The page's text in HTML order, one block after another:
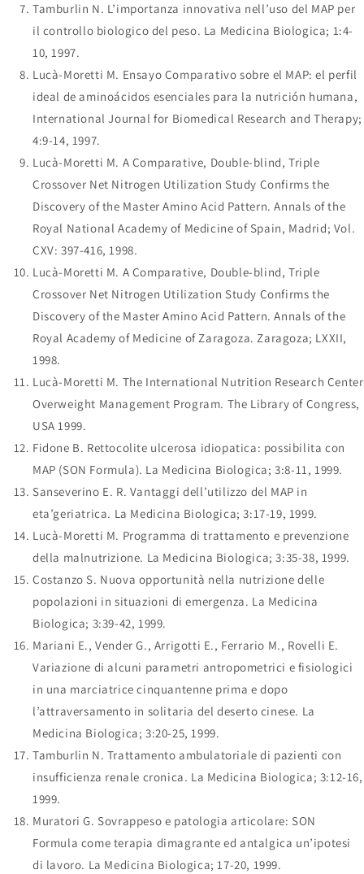
Tamburlin N. L’importanza innovativa nell’uso del MAP per
il controllo biologico del peso. La Medicina Biologica; 1:4-
10, 1997.
Lucà-Moretti M. Ensayo Comparativo sobre el MAP: el perfil
ideal de aminoácidos esenciales para la nutrición humana,
International Journal for Biomedical Research and Therapy;
4:9-14, 1997.
Lucà-Moretti M. A Comparative, Double-blind, Triple
Crossover Net Nitrogen Utilization Study Confirms the
Discovery of the Master Amino Acid Pattern. Annals of the
Royal National Academy of Medicine of Spain, Madrid; Vol.
CXV: 397-416, 1998.
Lucà-Moretti M. A Comparative, Double-blind, Triple
Crossover Net Nitrogen Utilization Study Confirms the
Discovery of the Master Amino Acid Pattern. Annals of the
Royal Academy of Medicine of Zaragoza. Zaragoza; LXXII,
1998.
Lucà-Moretti M. The International Nutrition Research Center
Overweight Management Program. The Library of Congress,
USA 1999.
Fidone B. Rettocolite ulcerosa idiopatica: possibilita con
MAP (SON Formula). La Medicina Biologica; 3:8-11, 1999.
Sanseverino E. R. Vantaggi dell’utilizzo del MAP in
eta’geriatrica. La Medicina Biologica; 3:17-19, 1999.
Lucà-Moretti M. Programma di trattamento e prevenzione
della malnutrizione. La Medicina Biologica; 3:35-38, 1999.
Costanzo S. Nuova opportunità nella nutrizione delle
popolazioni in situazioni di emergenza. La Medicina
Biologica; 3:39-42, 1999.
Mariani E., Vender G., Arrigotti E., Ferrario M., Rovelli E.
Variazione di alcuni parametri antropometrici e fisiologici
in una marciatrice cinquantenne prima e dopo
l’attraversamento in solitaria del deserto cinese. La
Medicina Biologica; 3:20-25, 1999.
Tamburlin N. Trattamento ambulatoriale di pazienti con
insufficienza renale cronica. La Medicina Biologica; 3:12-16,
1999.
Muratori G. Sovrappeso e patologia articolare: SON
Formula come terapia dimagrante ed antalgica un’ipotesi
di lavoro. La Medicina Biologica; 17-20, 1999.